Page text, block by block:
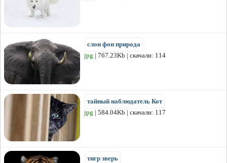
слон фон природа
jpg | 767.23Kb | скачали: 114
тайный наблюдатель Кот
jpg | 584.04Kb | скачали: 117
тигр зверь